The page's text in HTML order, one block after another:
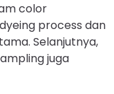
color
process dan
Selanjutnya,
juga